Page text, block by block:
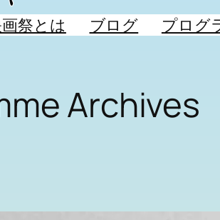
祭とは ブログ プログ
Archives